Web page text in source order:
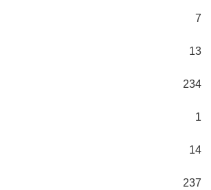
7
13
234
1
14
237